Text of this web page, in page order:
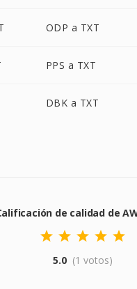
ODP a TXT
PPS a TXT
DBK a TXT
de calidad de
5.0 (1 votos)